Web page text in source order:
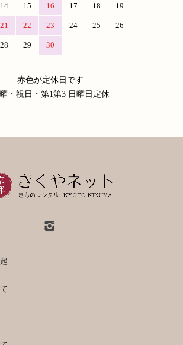
14 15 16 17 18 19
21 22 23 24 25 26
28 29 30
赤色が定休日です
・祝日・第1第3 日曜日定休